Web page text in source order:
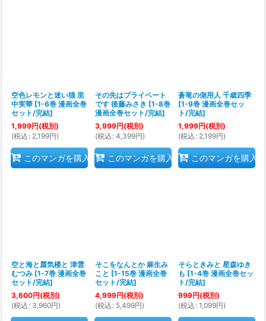
空色レモンと迷い猫 里
中実華 [1-6巻 漫画全巻
セット/完結]
1,999円(税別)
(税込 : 2,199円)
このマンガを購入
その先はプライベート
です 後藤みさき [1-8巻
漫画全巻セット/完結]
3,999円(税別)
(税込 : 4,399円)
このマンガを購入
蒼竜の側用人 千歳四季
[1-9巻 漫画全巻セッ
ト/完結]
1,999円(税別)
(税込 : 2,199円)
このマンガを購入
空と海と蜃気楼と 津雲
むつみ [1-7巻 漫画全巻
セット/完結]
3,600円(税別)
(税込 : 3,960円)
そこをなんとか 麻生み
こと [1-15巻 漫画全巻
セット/完結]
4,999円(税別)
(税込 : 5,499円)
そらときみと 星森ゆき
も [1-4巻 漫画全巻セッ
ト/完結]
999円(税別)
(税込 : 1,099円)